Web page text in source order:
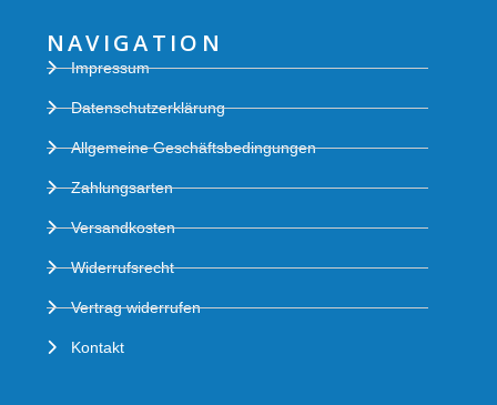
NAVIGATION
Impressum
Datenschutzerklärung
Allgemeine Geschäftsbedingungen
Zahlungsarten
Versandkosten
Widerrufsrecht
Vertrag widerrufen
Kontakt